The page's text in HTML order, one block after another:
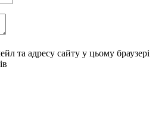
та адресу сайту у цьому браузері